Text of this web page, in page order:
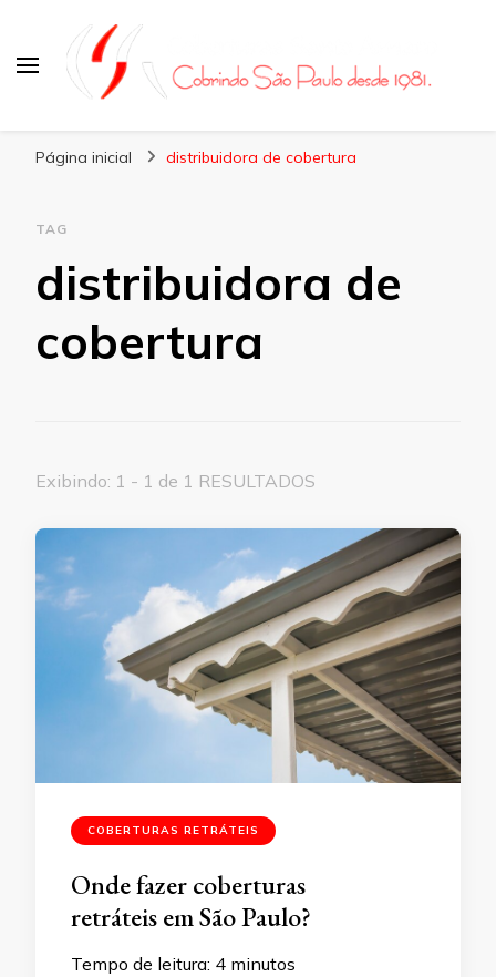
Página inicial distribuidora de cobertura
TAG
distribuidora de
cobertura
Exibindo: 1 - 1 de 1 RESULTADOS
COBERTURAS RETRÁTEIS
Onde fazer coberturas
retráteis em São Paulo?
Tempo de leitura: 4 minutos